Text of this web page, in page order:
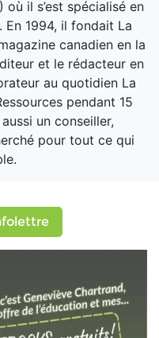
il s’est spécialisé en
En 1994, il fondait La
canadien en la
et le rédacteur en
au quotidien La
pendant 15
un conseiller,
pour tout ce qui